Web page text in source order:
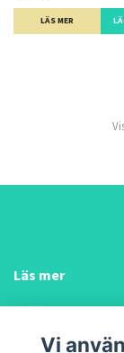
LÄS MER
Läs mer
Vi